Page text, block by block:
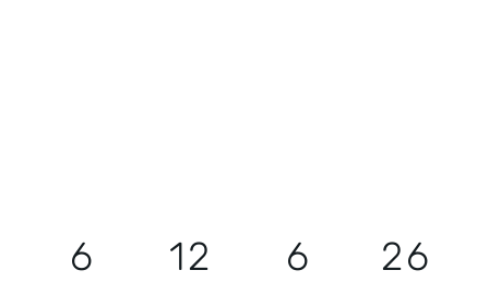
6 12 6 26